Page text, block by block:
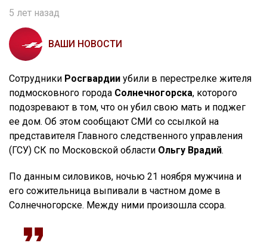
5 лет назад
ВАШИ НОВОСТИ
Сотрудники Росгвардии убили в перестрелке жителя
подмосковного города Солнечногорска, которого
подозревают в том, что он убил свою мать и поджег
ее дом. Об этом сообщают СМИ со ссылкой на
представителя Главного следственного управления
(ГСУ) СК по Московской области Ольгу Врадий.
По данным силовиков, ночью 21 ноября мужчина и
его сожительница выпивали в частном доме в
Солнечногорске. Между ними произошла ссора.